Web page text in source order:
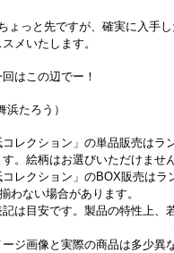
ょっと先ですが、確実に入手
メいたします。
はこの辺でー！
浜たろう）
レクション」の単品販売はラ
。絵柄はお選びいただけません
レクション」のBOX販売はラ
わない場合があります。
は目安です。製品の特性上、
ジ画像と実際の商品は多少異